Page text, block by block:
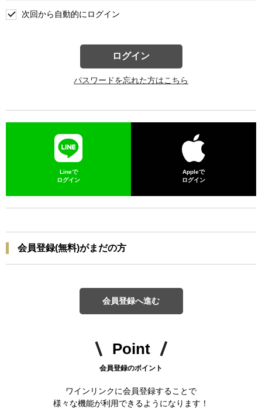
次回から自動的にログイン
ログイン
パスワードを忘れた方はこちら
Lineで
ログイン
Appleで
ログイン
会員登録(無料)がまだの方
会員登録へ進む
Point
会員登録のポイント
ワインリンクに会員登録することで
様々な機能が利用できるようになります！